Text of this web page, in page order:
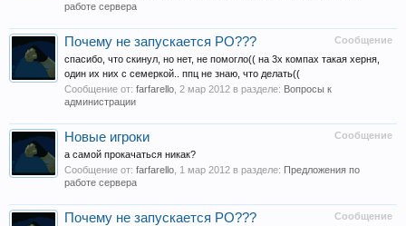
работе сервера
Сообщение
Почему не запускается РО???
спасибо, что скинул, но нет, не помогло(( на 3х компах такая херня,
один их них с семеркой.. ппц не знаю, что делать((
Сообщение от: farfarello 2 мар 2012 в разделе: Вопросы к
администрации
Сообщение
Новые игроки
а самой прокачаться никак?
Сообщение от: farfarello 1 мар 2012 в разделе: Предложения по
работе сервера
Сообщение
Почему не запускается РО???